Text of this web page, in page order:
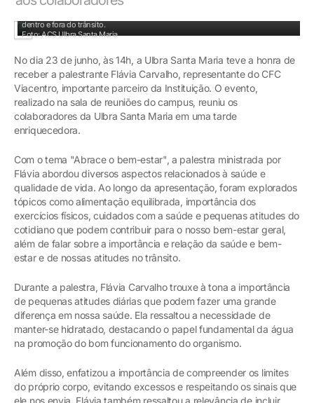
dentro e fora do trânsito.
Foto: ACS Ulbra Santa Maria
No dia 23 de junho, às 14h, a Ulbra Santa Maria teve a honra de
receber a palestrante Flávia Carvalho, representante do CFC
Viacentro, importante parceiro da Instituição. O evento,
realizado na sala de reuniões do campus, reuniu os
colaboradores da Ulbra Santa Maria em uma tarde
enriquecedora.
Com o tema "Abrace o bem-estar", a palestra ministrada por
Flávia abordou diversos aspectos relacionados à saúde e
qualidade de vida. Ao longo da apresentação, foram explorados
tópicos como alimentação equilibrada, importância dos
exercícios físicos, cuidados com a saúde e pequenas atitudes do
cotidiano que podem contribuir para o nosso bem-estar geral,
além de falar sobre a importância e relação da saúde e bem-
estar e de nossas atitudes no trânsito.
Durante a palestra, Flávia Carvalho trouxe à tona a importância
de pequenas atitudes diárias que podem fazer uma grande
diferença em nossa saúde. Ela ressaltou a necessidade de
manter-se hidratado, destacando o papel fundamental da água
na promoção do bom funcionamento do organismo.
Além disso, enfatizou a importância de compreender os limites
do próprio corpo, evitando excessos e respeitando os sinais que
ele nos envia. Flávia também ressaltou a relevância de incluir